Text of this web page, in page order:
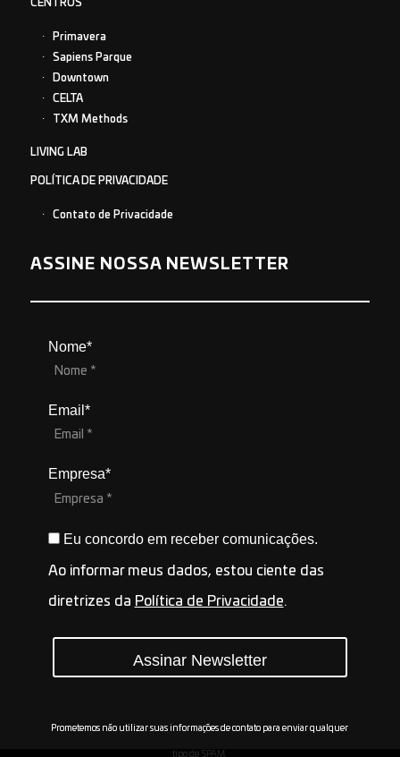
CENTROS
Primavera
Sapiens Parque
Downtown
CELTA
TXM Methods
LIVING LAB
POLÍTICA DE PRIVACIDADE
Contato de Privacidade
ASSINE NOSSA NEWSLETTER
Nome*
Email*
Empresa*
Eu concordo em receber comunicações.
Ao informar meus dados, estou ciente das
diretrizes da Política de Privacidade.
Assinar Newsletter
Prometemos não utilizar suas informações de contato para enviar qualquer
tipo de SPAM.